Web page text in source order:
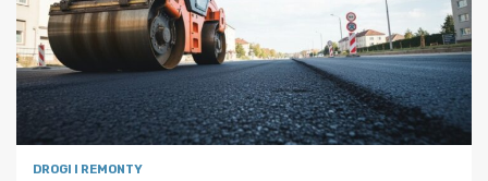
DROGI I REMONTY